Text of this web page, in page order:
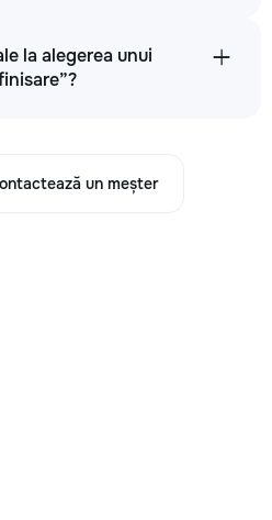
la alegerea unui
un meșter